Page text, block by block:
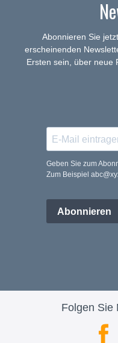
Abonnieren Sie
erscheinenden
Ersten sein, über neue
Geben Sie zum
Zum Beispiel
Abonnieren
Folgen Sie